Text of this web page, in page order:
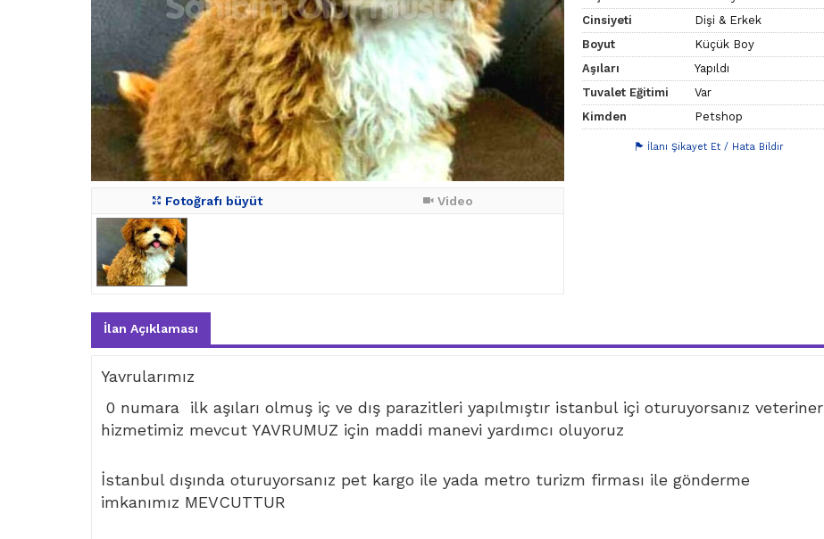
Fotoğrafı büyüt Video
Cinsiyeti
Dişi & Erkek
Boyut
Küçük Boy
Aşıları
Yapıldı
Tuvalet Eğitimi
Var
Kimden
Petshop
İlanı Şikayet Et / Hata Bildir
İlan Açıklaması
Yavrularımız
0 numara ilk aşıları olmuş iç ve dış parazitleri yapılmıştır istanbul içi oturuyorsanız veteriner
hizmetimiz mevcut YAVRUMUZ için maddi manevi yardımcı oluyoruz
İstanbul dışında oturuyorsanız pet kargo ile yada metro turizm firması ile gönderme
imkanımız MEVCUTTUR